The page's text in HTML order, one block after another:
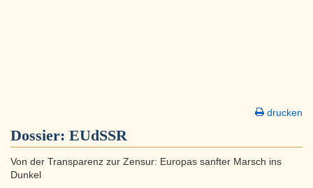
drucken
Dossier: EUdSSR
Von der Transparenz zur Zensur: Europas sanfter Marsch ins
Dunkel